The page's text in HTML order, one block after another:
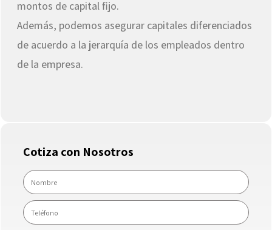
montos de capital fijo.
Además, podemos asegurar capitales diferenciados
de acuerdo a la jerarquía de los empleados dentro
de la empresa.
Cotiza con Nosotros